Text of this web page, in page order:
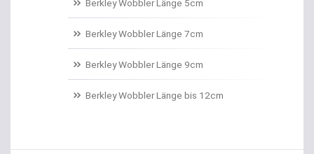
Berkley Wobbler Länge 5cm
Berkley Wobbler Länge 7cm
Berkley Wobbler Länge 9cm
Berkley Wobbler Länge bis 12cm